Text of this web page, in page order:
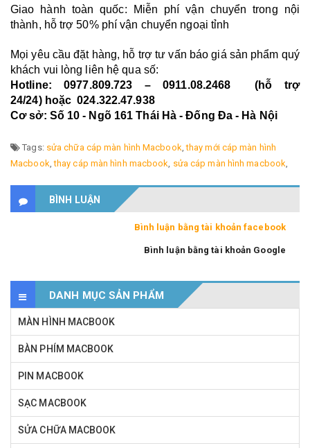
Giao hành toàn quốc: Miễn phí vận chuyển trong nội
thành, hỗ trợ 50% phí vận chuyển ngoại tỉnh
Mọi yêu cầu đặt hàng, hỗ trợ tư vấn báo giá sản phẩm quý
khách vui lòng liên hệ qua số:
Hotline: 0977.809.723 – 0911.08.2468 (hỗ trợ
24/24) hoặc 024.322.47.938
Cơ sở: Số 10 - Ngõ 161 Thái Hà - Đống Đa - Hà Nội
Tags: sửa chữa cáp màn hình Macbook ,thay mới cáp màn hình
Macbook ,thay cáp màn hình macbook sửa cáp màn hình macbook
BÌNH LUẬN
Bình luận bằng tài khoản facebook
Bình luận bằng tài khoản Google
DANH MỤC SẢN PHẨM
MÀN HÌNH MACBOOK
BÀN PHÍM MACBOOK
PIN MACBOOK
SẠC MACBOOK
SỬA CHỮA MACBOOK